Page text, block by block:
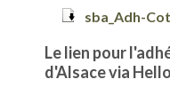
sba_Adh-
Le lien pour
d'Alsace via